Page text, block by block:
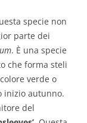
specie non
parte dei
. È una specie
che forma steli
verde o
inizio autunno.
del